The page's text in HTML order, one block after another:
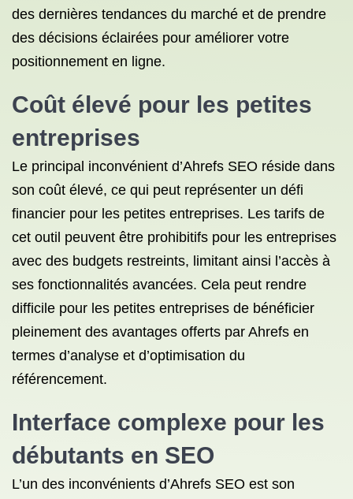
des dernières tendances du marché et de prendre
des décisions éclairées pour améliorer votre
positionnement en ligne.
Coût élevé pour les petites
entreprises
Le principal inconvénient d’Ahrefs SEO réside dans
son coût élevé, ce qui peut représenter un défi
financier pour les petites entreprises. Les tarifs de
cet outil peuvent être prohibitifs pour les entreprises
avec des budgets restreints, limitant ainsi l’accès à
ses fonctionnalités avancées. Cela peut rendre
difficile pour les petites entreprises de bénéficier
pleinement des avantages offerts par Ahrefs en
termes d’analyse et d’optimisation du
référencement.
Interface complexe pour les
débutants en SEO
L’un des inconvénients d’Ahrefs SEO est son